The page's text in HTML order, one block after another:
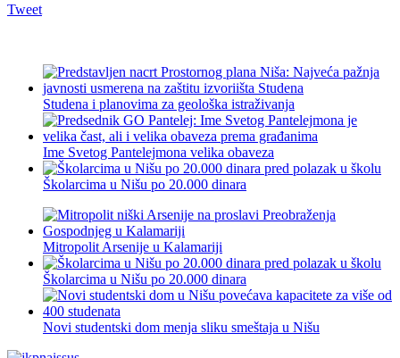
Tweet
Studena i planovima za geološka istraživanja
Ime Svetog Pantelejmona velika obaveza
Školarcima u Nišu po 20.000 dinara
Mitropolit Arsenije u Kalamariji
Školarcima u Nišu po 20.000 dinara
Novi studentski dom menja sliku smeštaja u Nišu